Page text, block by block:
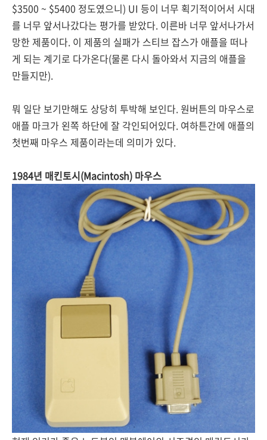
$3500 ~ $5400 정도였으니) UI 등이 너무 획기적이어서 시대
를 너무 앞서나갔다는 평가를 받았다. 이른바 너무 앞서나가서
망한 제품이다. 이 제품의 실패가 스티브 잡스가 애플을 떠나
게 되는 계기로 다가온다(물론 다시 돌아와서 지금의 애플을
만들지만).
뭐 일단 보기만해도 상당히 투박해 보인다. 원버튼의 마우스로
애플 마크가 왼쪽 하단에 잘 각인되어있다. 여하튼간에 애플의
첫번째 마우스 제품이라는데 의미가 있다.
1984년 매킨토시(Macintosh) 마우스